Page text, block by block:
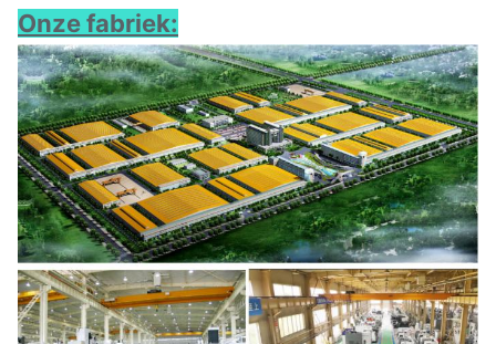
Onze fabriek: